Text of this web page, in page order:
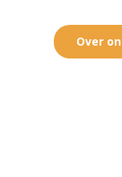
Over